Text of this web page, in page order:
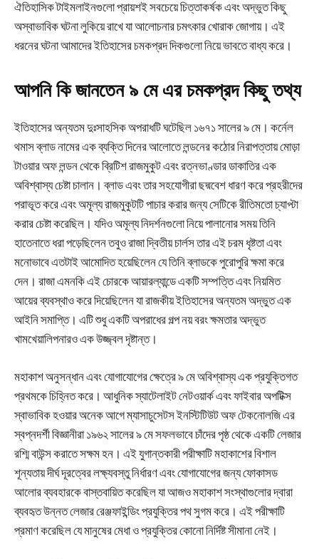
ঐতিহাসিক টাইমলাইনগুলো প্রায়শই সবচেয়ে চিত্তাকর্ষক এবং অদ্ভুত কিছু
অস্বাভাবিক ঘটনা লুকিয়ে রাখে যা আলোচনার চমৎকার খোরাক জোগায়। এই
ধরনের ঘটনা আমাদের ইতিহাসের চমকপ্রদ দিকগুলো নিয়ে ভাবতে বাধ্য করে।
আপনি কি জানতেন ৯ মে এর চমকপ্রদ কিছু তথ্য
ইতিহাসের অন্যতম দুঃসাহসিক অপরাধটি ঘটেছিল ১৬৭১ সালের ৯ মে। কর্নেল
থমাস ব্লাড নামের এক ব্যক্তি দিনের আলোতে লন্ডনের কঠোর নিরাপত্তায় মোড়া
টাওয়ার অফ লন্ডন থেকে ব্রিটিশ রাজমুকুট এবং রত্নভাণ্ডার ডাকাতির এক
অবিশ্বাস্য চেষ্টা চালান। ব্লাড এবং তার সহযোগীরা ছদ্মবেশ ধারণ করে প্রহরীদের
পরাভূত করে এবং অমূল্য রাজমুকুটটি পাচার করার জন্য সেটিকে রীতিমতো চ্যাপ্টা
করার চেষ্টা করেছিল। যদিও অমূল্য নিদর্শনগুলো নিয়ে পালানোর সময় তিনি
হাতেনাতে ধরা পড়েছিলেন তবুও রাজা দ্বিতীয় চার্লস তার এই চরম ধৃষ্টতা এবং
মনোভাবে এতটাই আমোদিত হয়েছিলেন যে তিনি ব্লাডকে পুরোপুরি ক্ষমা করে
দেন। রাজা এমনকি এই চোরকে আয়ারল্যান্ডে একটি সম্পত্তি এবং নিয়মিত
আয়ের ব্যবস্থাও করে দিয়েছিলেন যা রাজকীয় ইতিহাসের অন্যতম অদ্ভুত এক
আইনি সমাপ্তি। এটি শুধু একটি অপরাধের গল্প নয় বরং ক্ষমতার অদ্ভুত
খামখেয়ালিপনারও এক উজ্জ্বল দৃষ্টান্ত।
মহাকাশ অনুসন্ধান এবং যোগাযোগের ক্ষেত্রে ৯ মে অবিশ্বাস্য এক প্রযুক্তিগত
প্রথমকে চিহ্নিত করে। আধুনিক স্যাটেলাইট নেটওয়ার্ক এবং ফাইবার অপটিক্স
স্বাভাবিক হওয়ার অনেক আগে ম্যাসাচুসেটস ইনস্টিটিউট অফ টেকনোলজি এর
স্বপ্নদর্শী বিজ্ঞানীরা ১৯৬২ সালের ৯ মে সফলভাবে চাঁদের পৃষ্ঠ থেকে একটি লেজার
রশ্মি বাউন্স করাতে সক্ষম হন। এই যুগান্তকারী পরীক্ষাটি মহাকাশের বিশাল
শূন্যতায় দীর্ঘ দূরত্বের লক্ষ্যবস্তু নির্ধারণ এবং যোগাযোগের জন্য ফোকাসড
আলোর ব্যবহারকে বাস্তবায়িত করেছিল যা আজও মহাকাশ সংস্থাগুলোর দ্বারা
ব্যবহৃত উন্নত লেজার রেঞ্জফাইন্ডিং প্রযুক্তির পথ সুগম করে। এই পরীক্ষাটি
প্রমাণ করেছিল যে মানুষের মেধা ও প্রযুক্তির কোনো নির্দিষ্ট সীমানা নেই।